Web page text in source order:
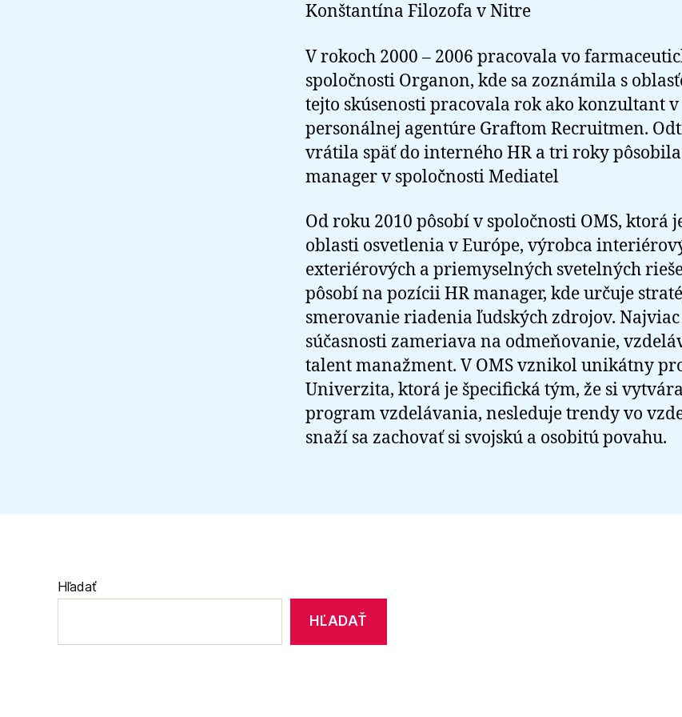
Konštantína Filozofa v Nitre
V rokoch 2000 – 2006 pracovala vo
spoločnosti Organon, kde sa zoznámila s
tejto skúsenosti pracovala rok ako konzultant v
personálnej agentúre Graftom Recruitmen.
vrátila späť do interného HR a tri roky
manager v spoločnosti Mediatel
Od roku 2010 pôsobí v spoločnosti OMS, ktorá
oblasti osvetlenia v Európe, výrobca
exteriérových a priemyselných svetelných
pôsobí na pozícii HR manager, kde určuje
smerovanie riadenia ľudských zdrojov. Najviac
súčasnosti zameriava na odmeňovanie,
talent manažment. V OMS vznikol unikátny
Univerzita, ktorá je špecifická tým, že si
program vzdelávania, nesleduje trendy vo
snaží sa zachovať si svojskú a osobitú povahu.
Hľadať
HĽADAŤ